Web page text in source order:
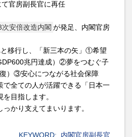
次安倍改造内閣 が発足、内閣官房
移行し、「新三本の矢」①希望
兆円達成）②夢をつむぐ子
）③安心につながる社会保障
で全ての人が活躍できる「日本一
目指します。
かり支えてまいります。
KEYWORD: 内閣官房副長官